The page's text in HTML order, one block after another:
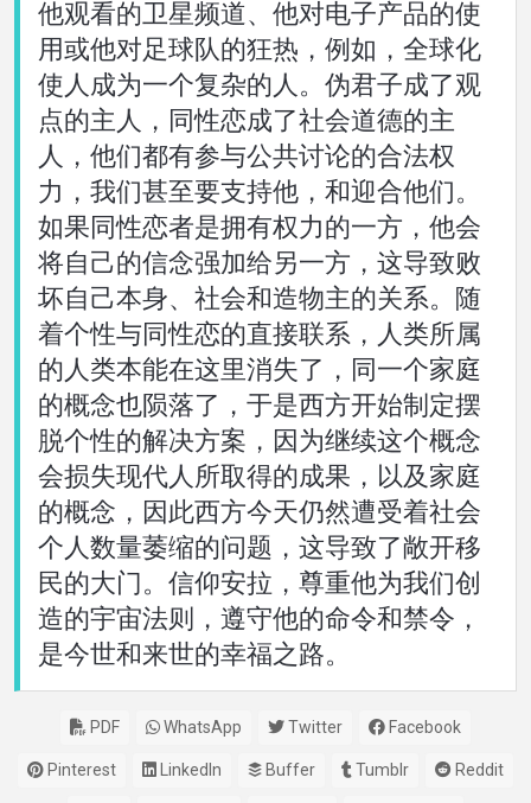
他观看的卫星频道、他对电子产品的使
用或他对足球队的狂热，例如，全球化
使人成为一个复杂的人。伪君子成了观
点的主人，同性恋成了社会道德的主
人，他们都有参与公共讨论的合法权
力，我们甚至要支持他，和迎合他们。
如果同性恋者是拥有权力的一方，他会
将自己的信念强加给另一方，这导致败
坏自己本身、社会和造物主的关系。随
着个性与同性恋的直接联系，人类所属
的人类本能在这里消失了，同一个家庭
的概念也陨落了，于是西方开始制定摆
脱个性的解决方案，因为继续这个概念
会损失现代人所取得的成果，以及家庭
的概念，因此西方今天仍然遭受着社会
个人数量萎缩的问题，这导致了敞开移
民的大门。信仰安拉，尊重他为我们创
造的宇宙法则，遵守他的命令和禁令，
是今世和来世的幸福之路。
PDF WhatsApp Twitter Facebook
Pinterest LinkedIn Buffer Tumblr Reddit